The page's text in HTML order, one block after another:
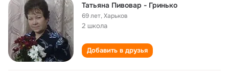
Татьяна Пивовар - Гринько
69 лет,Харьков
2 школа
Добавить в друзья